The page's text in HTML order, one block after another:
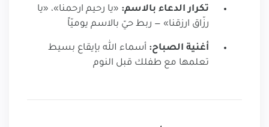
تكرار الدعاء بالاسم: «يا رحيم ارحمنا»، «يا
رزّاق ارزقنا» — ربط حيّ بالاسم يوميّاً
أغنية الصباح: أسماء الله بإيقاع بسيط
تعلمها مع طفلك قبل النوم